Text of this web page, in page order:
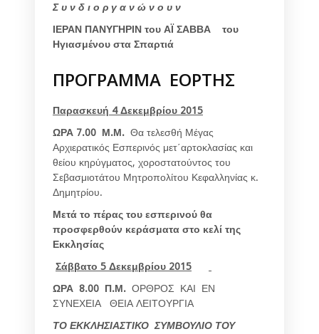
Σ υ ν δ ι ο ρ γ α ν ώ ν ο υ ν
ΙΕΡΑΝ ΠΑΝΥΓΗΡΙΝ του ΑΪ ΣΑΒΒΑ του
Ηγιασμένου στα Σπαρτιά
ΠΡΟΓΡΑΜΜΑ ΕΟΡΤΗΣ
Παρασκευή 4 Δεκεμβρίου 2015
ΩΡΑ 7.00 Μ.Μ. Θα τελεσθή Μέγας
Αρχιερατικός Εσπερινός μετ΄αρτοκλασίας και
θείου κηρύγματος, χοροστατούντος του
Σεβασμιοτάτου Μητροπολίτου Κεφαλληνίας κ.
Δημητρίου.
Μετά το πέρας του εσπερινού θα
προσφερθούν κεράσματα στο κελί της
Εκκλησίας
Σάββατο 5 Δεκεμβρίου 2015
ΩΡΑ 8.00 Π.Μ. ΟΡΘΡΟΣ ΚΑΙ ΕΝ
ΣΥΝΕΧΕΙΑ ΘΕΙΑ ΛΕΙΤΟΥΡΓΙΑ
ΤΟ ΕΚΚΛΗΣΙΑΣΤΙΚΟ ΣΥΜΒΟΥΛΙΟ ΤΟΥ